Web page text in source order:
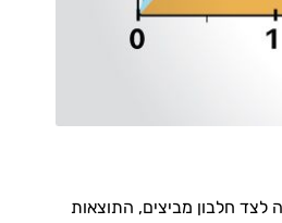
חלבון מביצים, התוצאות